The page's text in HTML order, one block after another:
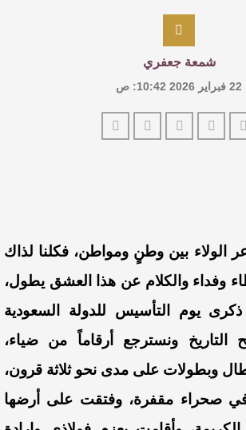
شمعة جعفري
22 فبراير 2026 10:42: ص
الولاء بين وطنٍ ومواطن، فكلنا لذاك
وفداء والكلام عن هذا العشق يطول،
يوم التأسيس للدولة السعودية
التاريخ ونسترجع أرقاماً من ضياء،
وبطولات على مدى نحو ثلاثة قرون،
في صحراء مقفرة، وفتقت على أرضها